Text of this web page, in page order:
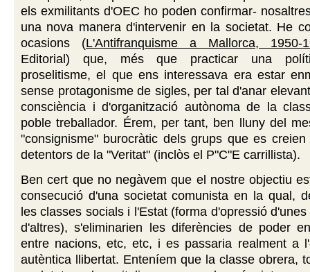
els exmilitants d'OEC ho poden confirmar-
una nova manera d'intervenir en la societat. He
ocasions (L'Antifranquisme a Mallorca, 1950-
Editorial) que, més que practicar una
proselitisme, el que ens interessava era estar
sense protagonisme de sigles, per tal d'anar
consciència i d'organització autònoma de la
poble treballador. Érem, per tant, ben lluny del
"consignisme" burocràtic dels grups que es
detentors de la "Veritat" (inclòs el P"C"E carrillista).
Ben cert que no negàvem que el nostre objectiu
consecució d'una societat comunista en la qual,
les classes socials i l'Estat (forma d'opressió
d'altres), s'eliminarien les diferències de poder
entre nacions, etc, etc, i es passaria realment a
autèntica llibertat. Enteníem que la classe obrera,